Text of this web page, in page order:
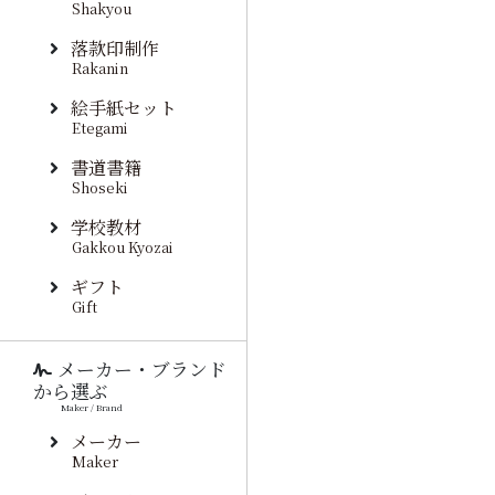
Shakyou
落款印制作
Rakanin
絵手紙セット
Etegami
書道書籍
Shoseki
学校教材
Gakkou Kyozai
ギフト
Gift
メーカー・ブランド
から選ぶ
Maker / Brand
メーカー
Maker